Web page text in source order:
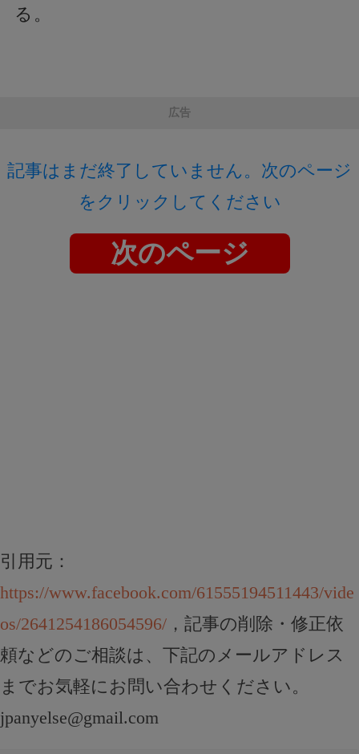
る。
広告
記事はまだ終了していません。次のページ
をクリックしてください
次のページ
引用元：
https://www.facebook.com/61555194511443/vide
os/2641254186054596/ ，記事の削除・修正依
頼などのご相談は、下記のメールアドレス
までお気軽にお問い合わせください。
jpanyelse@gmail.com